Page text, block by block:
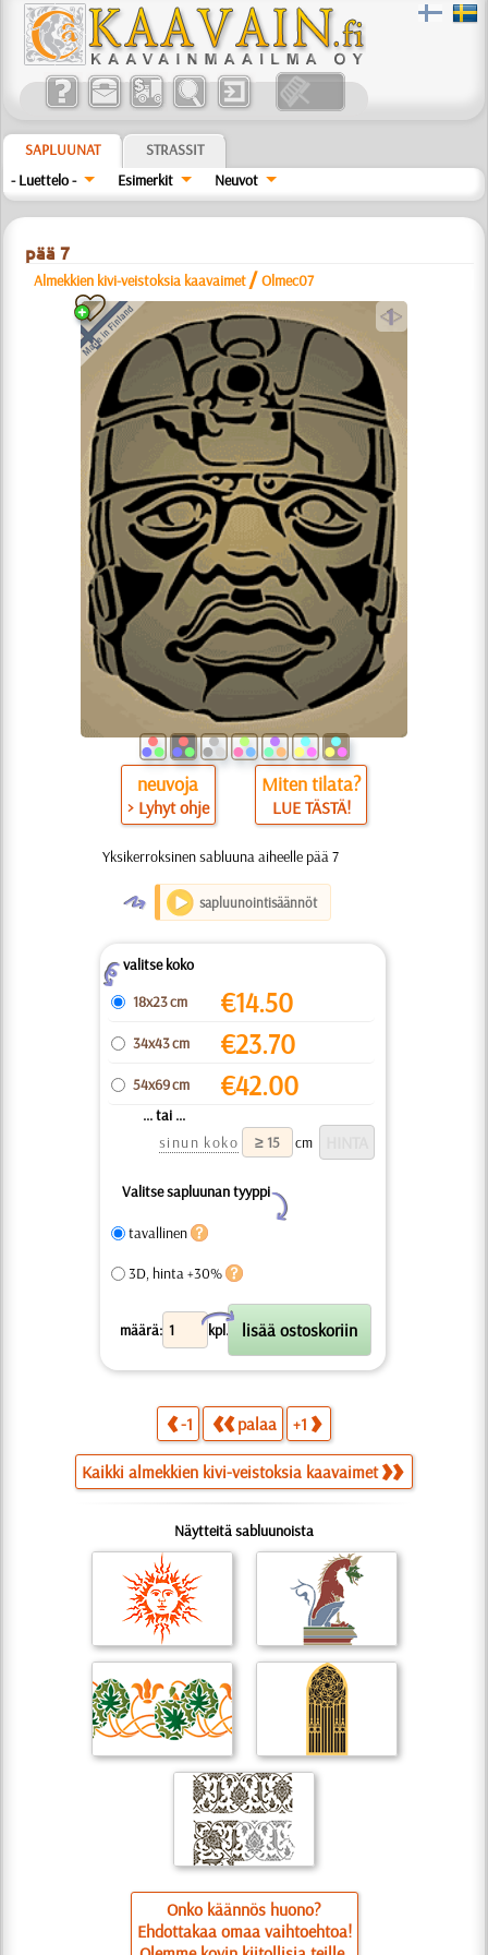
SAPLUUNAT
STRASSIT
- Luettelo -
Esimerkit Neuvot
pää 7
Almekkien kivi-veistoksia kaavaimet /Olmec07
a
neuvoja
> Lyhyt ohje
Miten tilata?
LUE TÄSTÄ!
Yksikerroksinen sabluuna aiheelle pää 7
O sapluunointisäännöt
Zvalitse koko
18x23 cm
€14.50
34x43 cm €23.70
54x69 cm €42.00
... tai ...
sinun koko
cm
Valitse sapluunan tyyppi
Y
tavallinen
3D, hinta +30%
määrä: kpl.
X
-1 palaa +1
Kaikki almekkien kivi-veistoksia kaavaimet
Näytteitä sabluunoista
Onko käännös huono?
Ehdottakaa omaa vaihtoehtoa!